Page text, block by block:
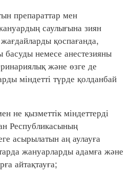
препараттар мен
саулығына зиян
қоспағанда,
немесе анестезияны
және өзге де
міндетті түрде қолданбай
қызметтік міндеттерді
Республикасының
асырылатын аң аулауға
жануарларды адамға және
айтақтауға;